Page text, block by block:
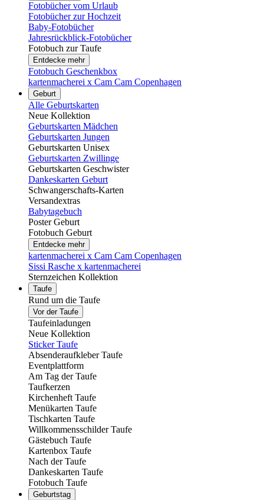
Fotobücher vom Urlaub
Fotobücher zur Hochzeit
Baby-Fotobücher
Jahresrückblick-Fotobücher
Fotobuch zur Taufe
Entdecke mehr
Fotobuch Geschenkbox
kartenmacherei x Cam Cam Copenhagen
Geburt
Alle Geburtskarten
Neue Kollektion
Geburtskarten Mädchen
Geburtskarten Jungen
Geburtskarten Unisex
Geburtskarten Zwillinge
Geburtskarten Geschwister
Dankeskarten Geburt
Schwangerschafts-Karten
Versandextras
Babytagebuch
Poster Geburt
Fotobuch Geburt
Entdecke mehr
kartenmacherei x Cam Cam Copenhagen
Sissi Rasche x kartenmacherei
Sternzeichen Kollektion
Taufe
Rund um die Taufe
Vor der Taufe
Taufeinladungen
Neue Kollektion
Sticker Taufe
Absenderaufkleber Taufe
Eventplattform
Am Tag der Taufe
Taufkerzen
Kirchenheft Taufe
Menükarten Taufe
Tischkarten Taufe
Willkommensschilder Taufe
Gästebuch Taufe
Kartenbox Taufe
Nach der Taufe
Dankeskarten Taufe
Fotobuch Taufe
Geburtstag